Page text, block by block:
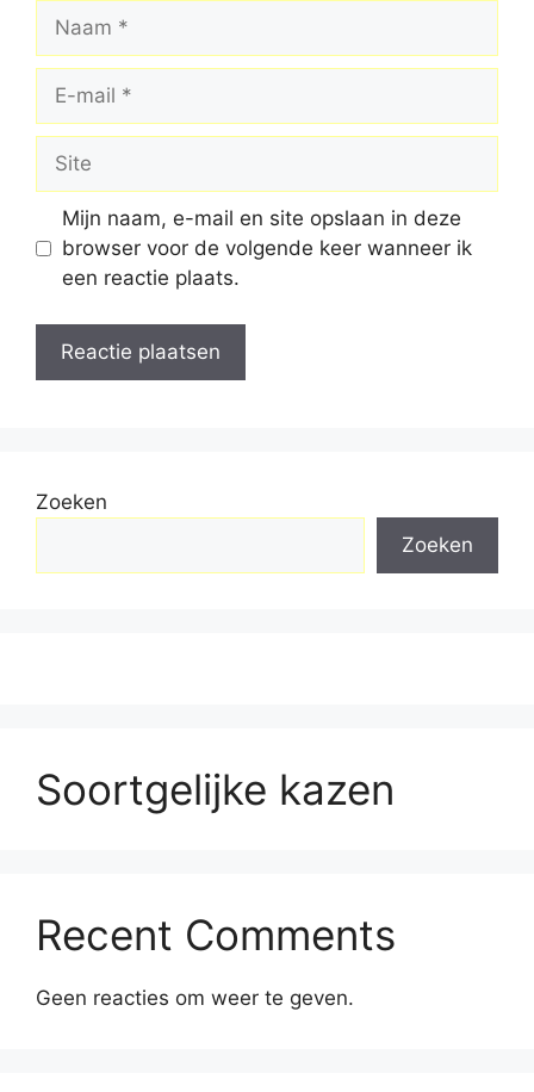
Naam
Site
Mijn naam, e-mail en site opslaan in deze
browser voor de volgende keer wanneer ik
een reactie plaats.
Zoeken
Zoeken
Soortgelijke kazen
Recent Comments
Geen reacties om weer te geven.